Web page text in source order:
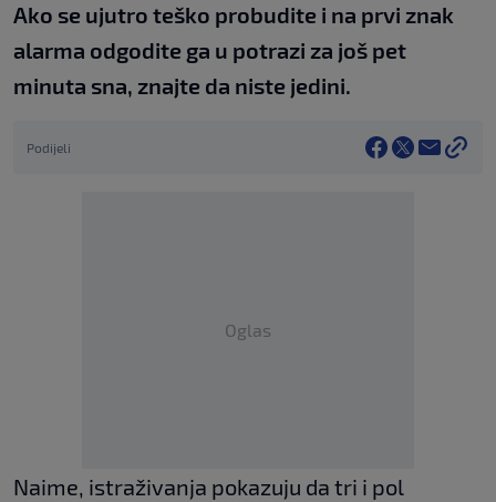
Ako se ujutro teško probudite i na prvi znak
alarma odgodite ga u potrazi za još pet
minuta sna, znajte da niste jedini.
Podijeli
Oglas
Naime, istraživanja pokazuju da tri i pol